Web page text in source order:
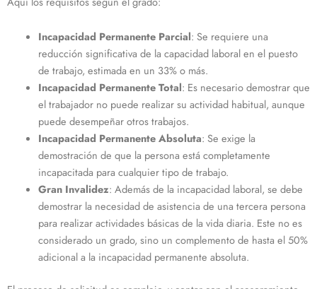
Incapacidad Permanente Parcial: Se requiere una
reducción significativa de la capacidad laboral en el puesto
de trabajo, estimada en un 33% o más.
Incapacidad Permanente Total: Es necesario demostrar que
el trabajador no puede realizar su actividad habitual, aunque
puede desempeñar otros trabajos.
Incapacidad Permanente Absoluta: Se exige la
demostración de que la persona está completamente
incapacitada para cualquier tipo de trabajo.
Gran Invalidez: Además de la incapacidad laboral, se debe
demostrar la necesidad de asistencia de una tercera persona
para realizar actividades básicas de la vida diaria. Este no es
considerado un grado, sino un complemento de hasta el 50%
adicional a la incapacidad permanente absoluta.